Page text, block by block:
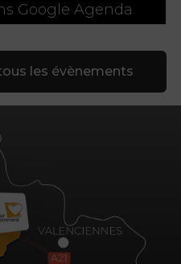
Google Agenda
les évènements